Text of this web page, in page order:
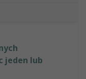
jeden lub